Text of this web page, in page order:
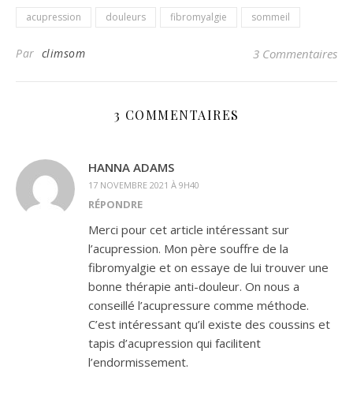
acupression douleurs fibromyalgie sommeil
Par climsom 3 Commentaires
3 COMMENTAIRES
HANNA ADAMS
17 NOVEMBRE 2021 À 9H40
RÉPONDRE
Merci pour cet article intéressant sur
l’acupression. Mon père souffre de la
fibromyalgie et on essaye de lui trouver une
bonne thérapie anti-douleur. On nous a
conseillé l’acupressure comme méthode.
C’est intéressant qu’il existe des coussins et
tapis d’acupression qui facilitent
l’endormissement.